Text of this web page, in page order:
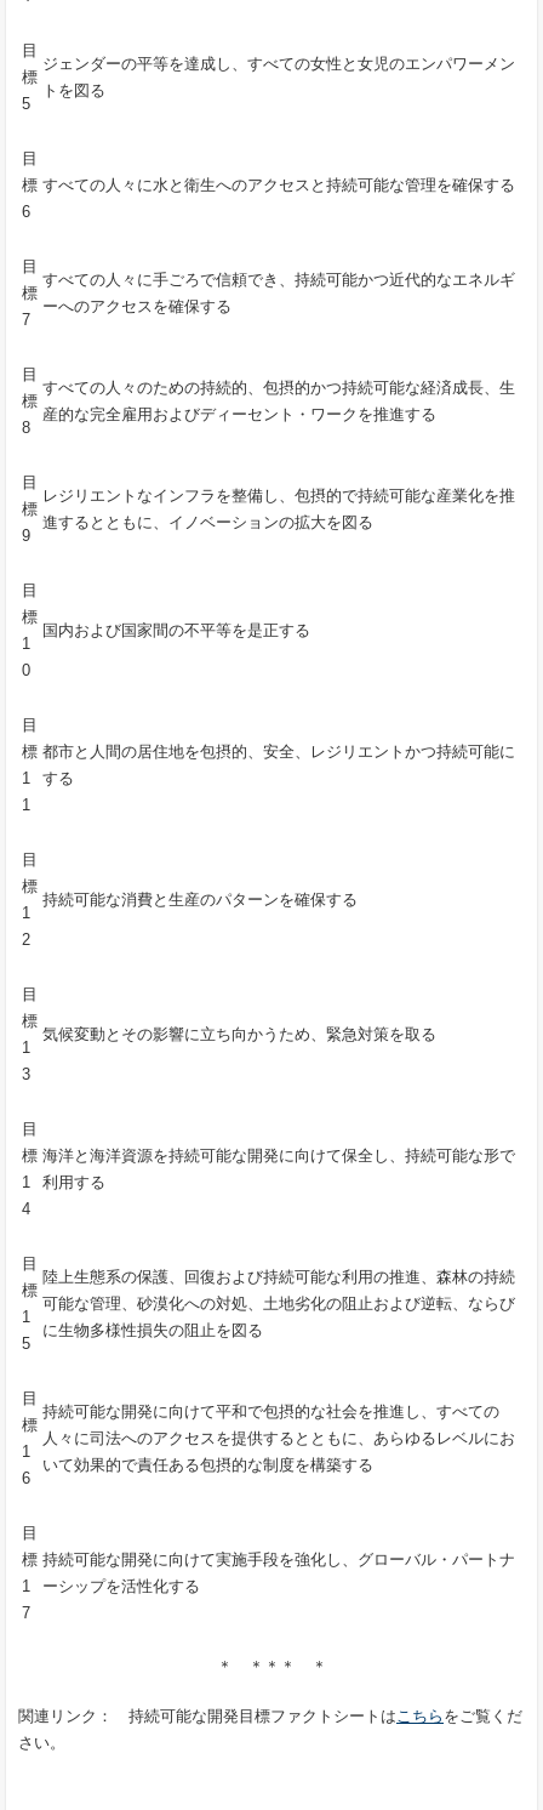
目
標
5
ジェンダーの平等を達成し、すべての女性と女児のエンパワーメン
トを図る
目
標
6
すべての人々に水と衛生へのアクセスと持続可能な管理を確保する
目
標
7
すべての人々に手ごろで信頼でき、持続可能かつ近代的なエネルギ
ーへのアクセスを確保する
目
標
8
すべての人々のための持続的、包摂的かつ持続可能な経済成長、生
産的な完全雇用およびディーセント・ワークを推進する
目
標
9
レジリエントなインフラを整備し、包摂的で持続可能な産業化を推
進するとともに、イノベーションの拡大を図る
目
標
1
0
国内および国家間の不平等を是正する
目
標
1
1
都市と人間の居住地を包摂的、安全、レジリエントかつ持続可能に
する
目
標
1
2
持続可能な消費と生産のパターンを確保する
目
標
1
3
気候変動とその影響に立ち向かうため、緊急対策を取る
目
標
1
4
海洋と海洋資源を持続可能な開発に向けて保全し、持続可能な形で
利用する
目
標
1
5
陸上生態系の保護、回復および持続可能な利用の推進、森林の持続
可能な管理、砂漠化への対処、土地劣化の阻止および逆転、ならび
に生物多様性損失の阻止を図る
目
標
1
6
持続可能な開発に向けて平和で包摂的な社会を推進し、すべての
人々に司法へのアクセスを提供するとともに、あらゆるレベルにお
いて効果的で責任ある包摂的な制度を構築する
目
標
1
7
持続可能な開発に向けて実施手段を強化し、グローバル・パートナ
ーシップを活性化する
＊ ＊＊＊ ＊
関連リンク： 持続可能な開発目標ファクトシートはこちら をご覧くだ
さい。